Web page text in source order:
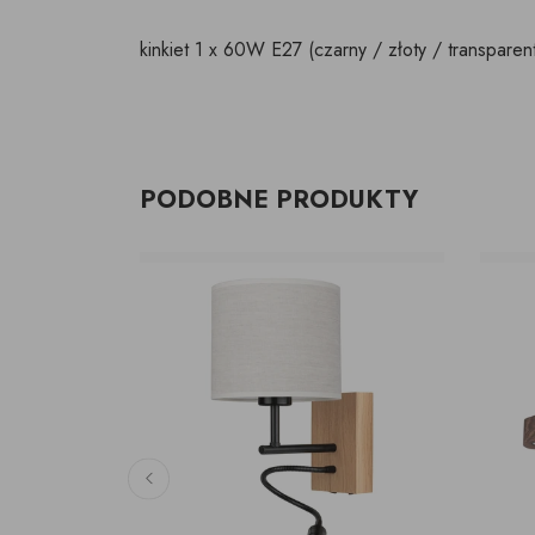
kinkiet 1 x 60W E27 (czarny / złoty /
PODOBNE PRODUKTY